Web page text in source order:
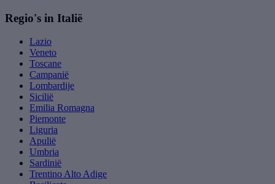
Regio's in Italië
Lazio
Veneto
Toscane
Campanië
Lombardije
Sicilië
Emilia Romagna
Piemonte
Liguria
Apulië
Umbria
Sardinië
Trentino Alto Adige